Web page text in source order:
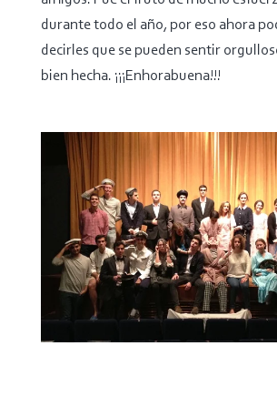
durante todo el año, por eso ahora
decirles que se pueden sentir
bien hecha. ¡¡¡Enhorabuena!!!